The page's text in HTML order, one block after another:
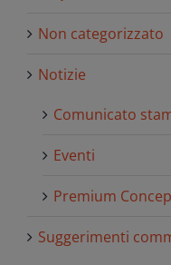
Non categorizzato
Notizie
Comunicato
Eventi
Premium
Suggerimenti